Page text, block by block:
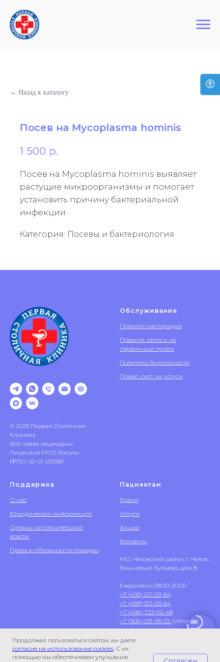
Первая Столичная Клиника
Продолжая пользоваться сайтом, вы даете
согласие на использование cookies. С их
помощью мы обеспечиваем улучшение
← Назад к каталогу
Посев на Mycoplasma hominis
1 500 р.
Посев на Mycoplasma hominis выявляет
растущие микроорганизмы и помогает
установить причину бактериальной
инфекции.
Категория: Посевы и бактериология
© 2025 Первая Столичная
Клиника
Все права защищены.
Лицензия МОЗ России:
№ЛО-50-01-005581
Обслуживание
Правила распорядка
Правила записи на
первичный прием
Политика безопасности
Прайс-лист на услуги
Поддержка
О нас
Юридическая информация
Органы исполнительной
власти
Права и обязанности граждан
Пациентам
Врачи
Услуги
Акции
Контакты
МО, Чеховский район, г. Чехов,
Вишневый бульвар, дом 8
Ежедневно 08:00-20:00
+7 (495) 127-03-64
+7 (499) 551-03-64
+7 (496) 723-65-48
+7 (906) 031-58-02 (WhatsApp)